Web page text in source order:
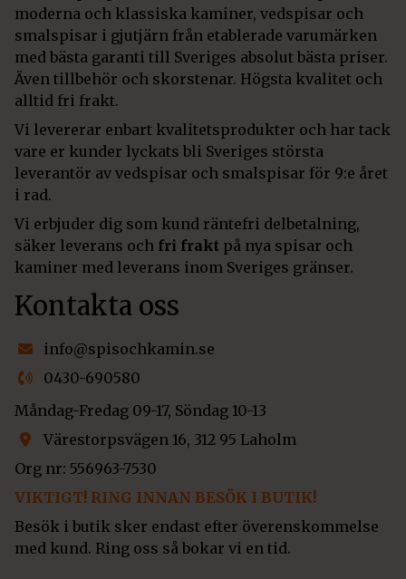
moderna och klassiska kaminer, vedspisar och
smalspisar i gjutjärn från etablerade varumärken
med bästa garanti till Sveriges absolut bästa priser.
Även tillbehör och skorstenar. Högsta kvalitet och
alltid fri frakt.
Vi levererar enbart kvalitetsprodukter och har tack
vare er kunder lyckats bli Sveriges största
leverantör av vedspisar och smalspisar för 9:e året
i rad.
Vi erbjuder dig som kund räntefri delbetalning,
säker leverans och fri frakt på nya spisar och
kaminer med leverans inom Sveriges gränser.
Kontakta oss
info@spisochkamin.se
0430-690580
Måndag-Fredag 09-17, Söndag 10-13
Värestorpsvägen 16, 312 95 Laholm
Org nr: 556963-7530
VIKTIGT! RING INNAN BESÖK I BUTIK!
Besök i butik sker endast efter överenskommelse
med kund. Ring oss så bokar vi en tid.